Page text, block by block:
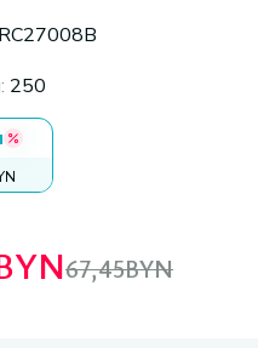
: 250
67,45BYN